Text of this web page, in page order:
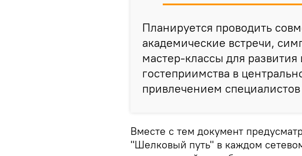
Планируется проводить
академические встречи,
мастер-классы для
гостеприимства в
привлечением специалистов
Вместе с тем документ
"Шелковый путь" в каждом